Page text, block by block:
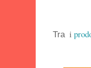
Tra i